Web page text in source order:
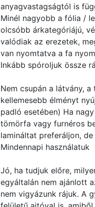
anyagvastagságtól is
Minél nagyobb a fólia /
olcsóbb árkategóriájú,
valódiak az erezetek,
van nyomtatva a fa
Inkább spóroljuk össze rá
Nem csupán a látvány,
kellemesebb élményt
padló esetében) Ha
tömörfa vagy furnéros
lamináltat preferáljon,
Mindennapi használatuk
Jó, ha tudjuk előre,
egyáltalán nem ajánlott
nem vigyázunk rájuk. A